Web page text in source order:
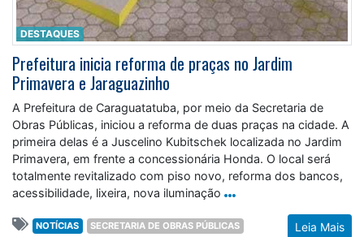
DESTAQUES
Prefeitura inicia reforma de praças no Jardim
Primavera e Jaraguazinho
A Prefeitura de Caraguatatuba, por meio da Secretaria de
Obras Públicas, iniciou a reforma de duas praças na cidade. A
primeira delas é a Juscelino Kubitschek localizada no Jardim
Primavera, em frente a concessionária Honda. O local será
totalmente revitalizado com piso novo, reforma dos bancos,
acessibilidade, lixeira, nova iluminação
Leia Mais
NOTÍCIAS SECRETARIA DE OBRAS PÚBLICAS